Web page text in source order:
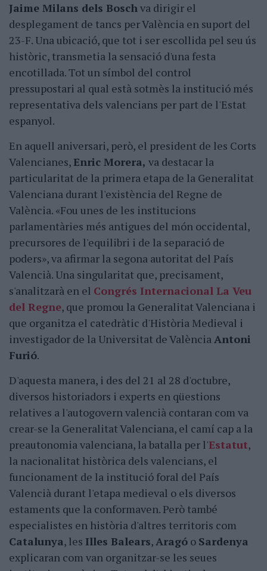
Jaime Milans dels Boschva dirigir el
desplegament de tancs per València en suport del
23-F. Una ubicació, que tot i ser escollida pel seu ús
històric, transmetia la sensació d'una festa
encotillada. Tot un símbol del control
pressupostari al qual està sotmès la institució més
representativa dels valencians per part de l'Estat
espanyol.
En aquell aniversari, però, el president de les Corts
Valencianes,Enric Morera, va destacar la
particularitat de la primera etapa de la Generalitat
Valenciana durant l'existència del Regne de
València. «Fou unes de les institucions
parlamentàries més antigues del món occidental,
precursores de l'equilibri i de la separació de
poders», va afirmar la segona autoritat del País
Valencià. Una singularitat que, precisament,
s'analitzarà en el Congrés Internacional La Veu
del Regne, que promou la Generalitat Valenciana i
que organitza el catedràtic d'Història Medieval i
investigador de la Universitat de ValènciaAntoni
Furió.
D'aquesta manera, i des del 21 al 28 d'octubre,
diversos historiadors i experts en qüestions
relatives a l'autogovern valencià contaran com va
crear-se la Generalitat Valenciana, el camí cap a la
preautonomia valenciana, la batalla per l'Estatut,
la nacionalitat històrica dels valencians, el
funcionament de la institució foral del País
Valencià durant l'etapa medieval o els diversos
estaments que la conformaven. Però també
especialistes en història d'altres territoris com
Catalunya, les Illes Balears,Aragó o Sardenya
explicaran com van organitzar-se les seues